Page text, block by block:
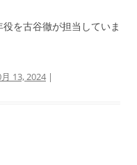
を古谷徹が担当していま
13, 2024|